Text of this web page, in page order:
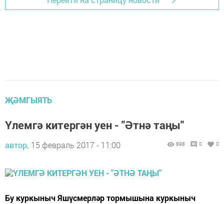
ҖӘМГЫЯТЬ
Үлемгә китергән уен - "Әтнә таңы"
автор, 15 февраль 2017 - 11:00 898 0 0
Бу куркыныч Яшүсмерләр тормышына куркыныч